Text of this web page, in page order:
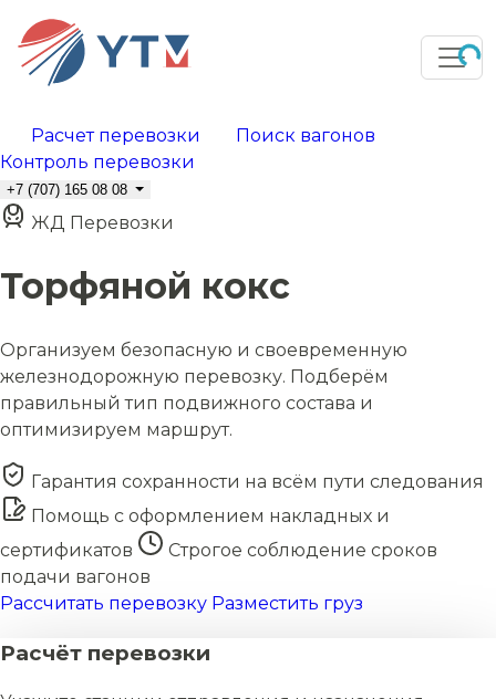
Расчет перевозки
Поиск вагонов
Контроль перевозки
+7 (707) 165 08 08
ЖД Перевозки
Торфяной кокс
Организуем безопасную и своевременную
железнодорожную перевозку. Подберём
правильный тип подвижного состава и
оптимизируем маршрут.
Гарантия сохранности на всём пути следования
Помощь с оформлением накладных и
сертификатов
Строгое соблюдение сроков
подачи вагонов
Рассчитать перевозку Разместить груз
Расчёт перевозки